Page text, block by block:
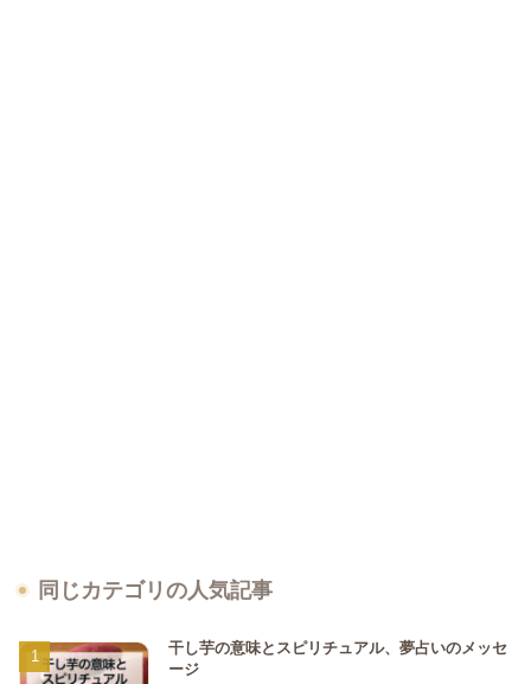
同じカテゴリの人気記事
干し芋の意味とスピリチュアル、夢占いのメッセ
ージ